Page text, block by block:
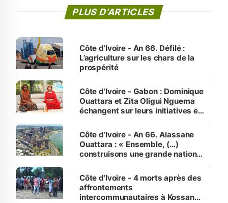
PLUS D'ARTICLES
Côte d’Ivoire - An 66. Défilé :
L’agriculture sur les chars de la
prospérité
Côte d’Ivoire - Gabon : Dominique
Ouattara et Zita Oligui Nguema
échangent sur leurs initiatives en
enfants
Côte d’Ivoire - An 66. Alassane
Ouattara : « Ensemble, (…)
construisons une grande nation
générations futures »
Côte d’Ivoire - 4 morts après des
affrontements
intercommunautaires à Kossandji